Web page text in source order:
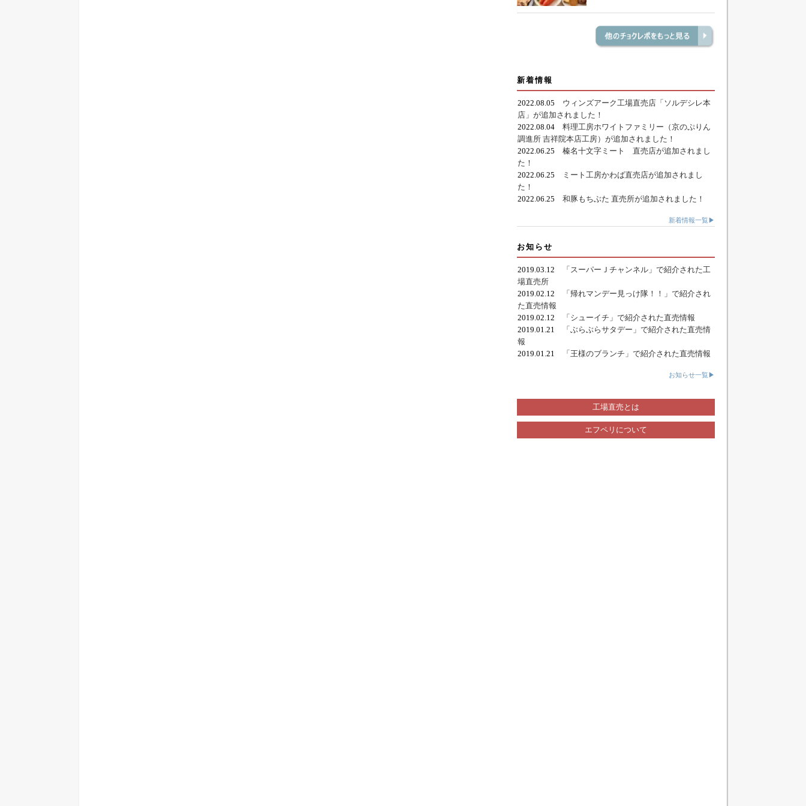
新着情報
2022.08.05 ウィンズアーク工場直売店「ソルデシレ本
店」が追加されました！
2022.08.04 料理工房ホワイトファミリー（京のぷりん
調進所 吉祥院本店工房）が追加されました！
2022.06.25 榛名十文字ミート 直売店が追加されまし
た！
2022.06.25
ミート工房かわば直売店が追加されまし
た！
2022.06.25 和豚もちぶた 直売所が追加されました！
新着情報一覧▶
お知らせ
2019.03.12
「スーパーＪチャンネル」で紹介された工
場直売所
2019.02.12
「帰れマンデー見っけ隊！！」で紹介され
た直売情報
2019.02.12
「シューイチ」で紹介された直売情報
2019.01.21
「ぶらぶらサタデー」で紹介された直売情
報
2019.01.21
「王様のブランチ」で紹介された直売情報
お知らせ一覧▶
工場直売とは
エフペリについて